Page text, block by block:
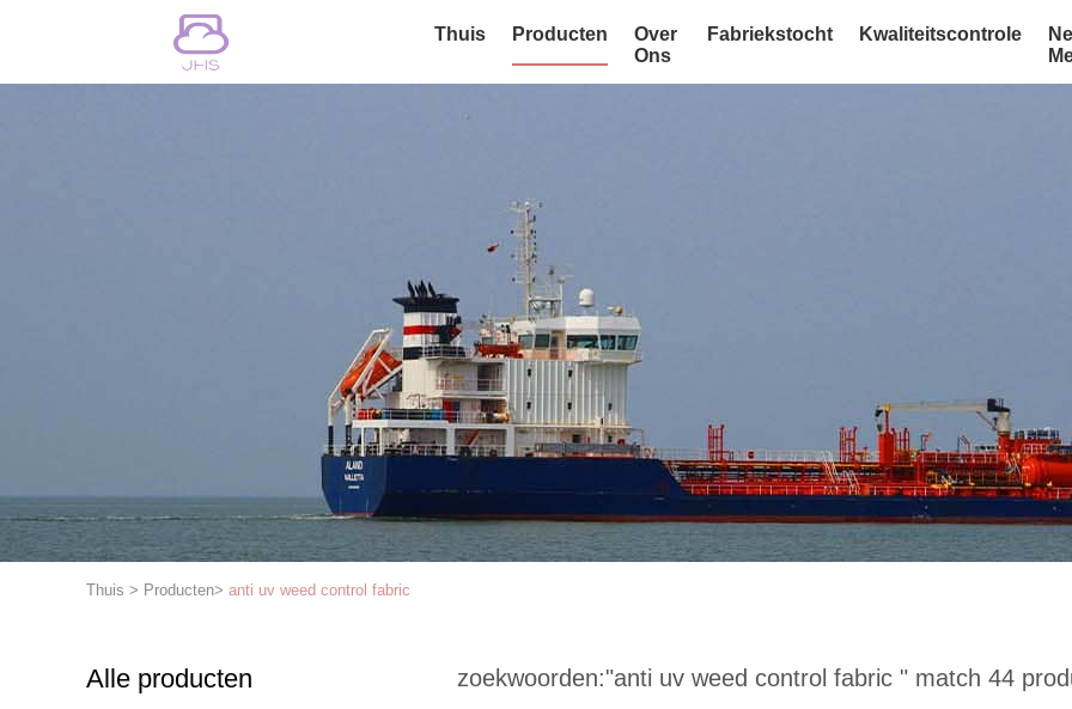
Thuis Producten
Over
Ons
Fabriekstocht Kwaliteitscontrole
Thuis > Producten> anti uv weed control fabric
Alle producten zoekwoorden:"anti uv weed control fabric " match 44